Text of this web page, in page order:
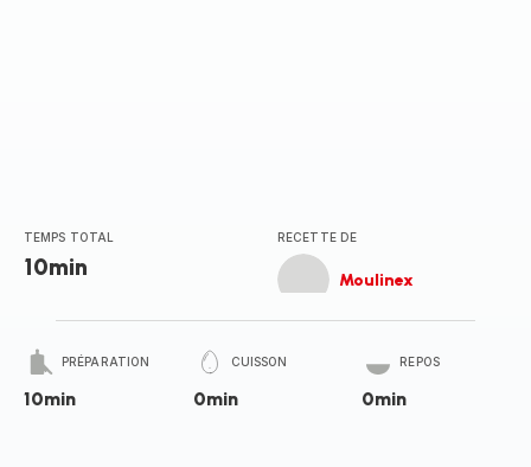
TEMPS TOTAL
10min
RECETTE DE
Moulinex
PRÉPARATION
10min
CUISSON
0min
REPOS
0min